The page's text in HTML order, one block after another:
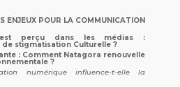
ENJEUX POUR LA COMMUNICATION
perçu dans les médias :
stigmatisation Culturelle ?
: Comment Natagora renouvelle
?
numérique influence-t-elle la